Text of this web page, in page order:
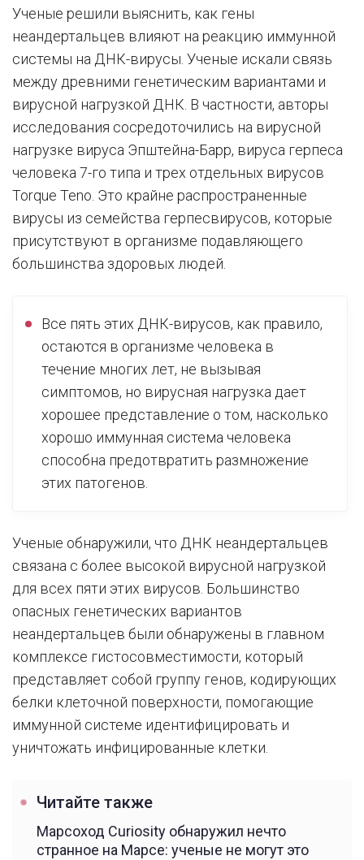
Ученые решили выяснить, как гены
неандертальцев влияют на реакцию иммунной
системы на ДНК-вирусы. Ученые искали связь
между древними генетическим вариантами и
вирусной нагрузкой ДНК. В частности, авторы
исследования сосредоточились на вирусной
нагрузке вируса Эпштейна-Барр, вируса герпеса
человека 7-го типа и трех отдельных вирусов
Torque Teno. Это крайне распространенные
вирусы из семейства герпесвирусов, которые
присутствуют в организме подавляющего
большинства здоровых людей.
Все пять этих ДНК-вирусов, как правило,
остаются в организме человека в
течение многих лет, не вызывая
симптомов, но вирусная нагрузка дает
хорошее представление о том, насколько
хорошо иммунная система человека
способна предотвратить размножение
этих патогенов.
Ученые обнаружили, что ДНК неандертальцев
связана с более высокой вирусной нагрузкой
для всех пяти этих вирусов. Большинство
опасных генетических вариантов
неандертальцев были обнаружены в главном
комплексе гистосовместимости, который
представляет собой группу генов, кодирующих
белки клеточной поверхности, помогающие
иммунной системе идентифицировать и
уничтожать инфицированные клетки.
Читайте также
Марсоход Curiosity обнаружил нечто
странное на Марсе: ученые не могут это